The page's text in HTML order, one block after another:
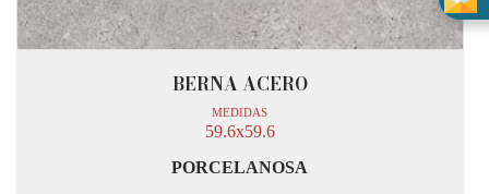
BERNA ACERO
MEDIDAS
59.6x59.6
PORCELANOSA